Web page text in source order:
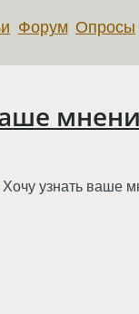
Форум Опросы
узнать ваше